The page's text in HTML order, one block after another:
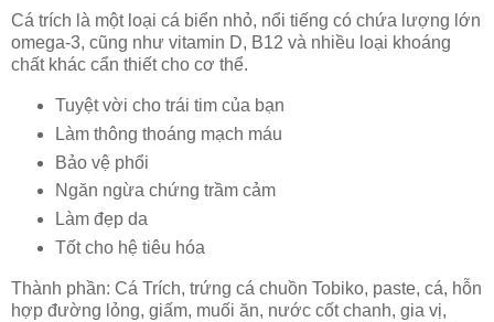
Cá trích là một loại cá biển nhỏ, nổi tiếng có chứa lượng lớn
omega-3, cũng như vitamin D, B12 và nhiều loại khoáng
chất khác cẩn thiết cho cơ thể.
Tuyệt vời cho trái tim của bạn
Làm thông thoáng mạch máu
Bảo vệ phổi
Ngăn ngừa chứng trầm cảm
Làm đẹp da
Tốt cho hệ tiêu hóa
Thành phần: Cá Trích, trứng cá chuồn Tobiko, paste, cá, hỗn
hợp đường lỏng, giấm, muối ăn, nước cốt chanh, gia vị,